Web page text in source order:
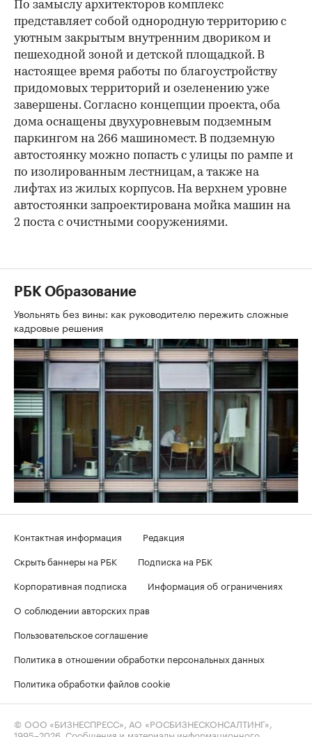
По замыслу архитекторов комплекс
представляет собой однородную территорию с
уютным закрытым внутренним двориком и
пешеходной зоной и детской площадкой. В
настоящее время работы по благоустройству
придомовых территорий и озеленению уже
завершены. Согласно концепции проекта, оба
дома оснащены двухуровневым подземным
паркингом на 266 машиномест. В подземную
автостоянку можно попасть с улицы по рампе и
по изолированным лестницам, а также на
лифтах из жилых корпусов. На верхнем уровне
автостоянки запроектирована мойка машин на
2 поста с очистными сооружениями.
РБК Образование
Увольнять без вины: как руководителю пережить сложные
кадровые решения
Контактная информация
Редакция
Скрыть баннеры на РБК
Подписка на РБК
Корпоративная подписка
Информация об ограничениях
О соблюдении авторских прав
Пользовательское соглашение
Политика в отношении обработки персональных данных
Политика обработки файлов cookie
© ООО «БИЗНЕСПРЕСС», АО «РОСБИЗНЕСКОНСАЛТИНГ»,
1995–2026 . Сообщения и материалы информационного